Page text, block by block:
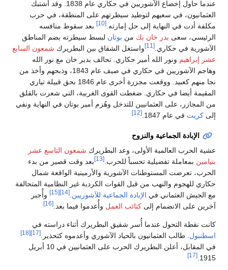
عندما حاول إخضاع الآشوريين في حكاري عام 1838. وقد أشتبك
العثمانيون، في سعيهم لتوطيد سيطرتهم على المنطقة، في حرب
مكلفة أدت في النهاية إلى حل إمارته. [10]
بعد سقوط منافسه
الرئيسي، سعى بدر خان بك من بوتان لبسط سيطرته بضم المناطق
الآشورية في حكاري. [11] واستغل الشقاق بين البطريرك شمعون السابع
عشر إبراهيم ونور الله أمير حكاري. تحالف بدير خان مع نور الله
وهاجم الآشوريين في حكاري في صيف عام 1843، وذبحهم وأخذ من
نجا منهم كعبيد. ووقعت مجزرة أخرى عام 1846 بحق قبيلة تياري
المقيمة أيضا في حكاري. ضغطت القوى الغربية، التي شعرت بالقلق
من المجازر، على العثمانيين للتدخل وهُزم أمير بوتان في النهاية ونفي
إلى كريت في عام 1847. [12]
الإبادة الجماعية والنزوح
عشية الحرب العالمية الأولى، وعد البطريرك شمعون التاسع عشر
بنيامين بمعاملة تفضيلية تحسباً للحرب. [13]
بعد وقت قصير من بدء
الحرب، تعرضت المستوطنات الآشورية والأرمينية الواقعة شمال
حكاري للهجوم والنهب من قبل القوات الكردية غير النظامية المتحالفة
مع الجيش العثماني في الإبادة الجماعية للآشوريين [14]
[15]
وأُجبر
آخرين على الانضمام إلى كتائب العمل وأُعدموا فيما بعد. [16]
كانت نقطة التحول عندما أُسر شقيق البطريرك أثناء دراسته في
اسطنبول . طالب العثمانيون بالحياد الآشوري وأعدموه كتحذير. [17]
[18]
في المقابل، أعلن البطريرك الحرب على العثمانيين في 10 أبريل
1915.
[17]